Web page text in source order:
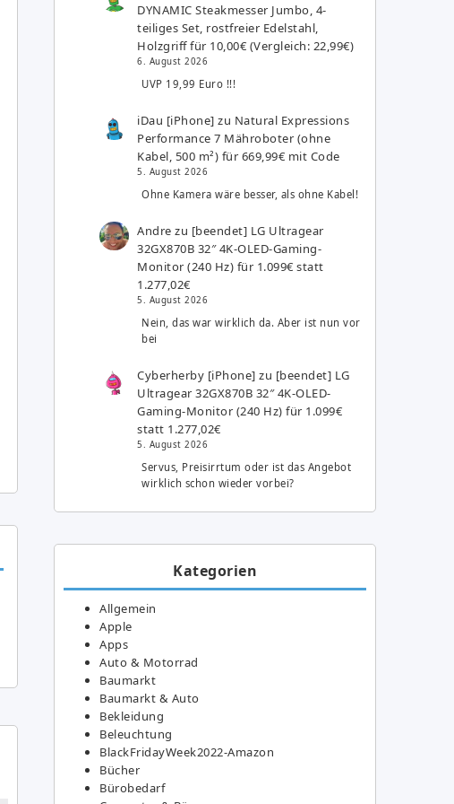
DYNAMIC Steakmesser Jumbo, 4-
teiliges Set, rostfreier Edelstahl,
Holzgriff für 10,00€ (Vergleich: 22,99€)
6. August 2026
UVP 19,99 Euro !!!
iDau [iPhone] zu Natural Expressions
Performance 7 Mähroboter (ohne
Kabel, 500 m²) für 669,99€ mit Code
5. August 2026
Ohne Kamera wäre besser, als ohne Kabel!
Andre zu [beendet] LG Ultragear
32GX870B 32″ 4K-OLED-Gaming-
Monitor (240 Hz) für 1.099€ statt
1.277,02€
5. August 2026
Nein, das war wirklich da. Aber ist nun vor
bei
Cyberherby [iPhone] zu [beendet] LG
Ultragear 32GX870B 32″ 4K-OLED-
Gaming-Monitor (240 Hz) für 1.099€
statt 1.277,02€
5. August 2026
Servus, Preisirrtum oder ist das Angebot
wirklich schon wieder vorbei?
Kategorien
Allgemein
Apple
Apps
Auto & Motorrad
Baumarkt
Baumarkt & Auto
Bekleidung
Beleuchtung
BlackFridayWeek2022-Amazon
Bücher
Bürobedarf